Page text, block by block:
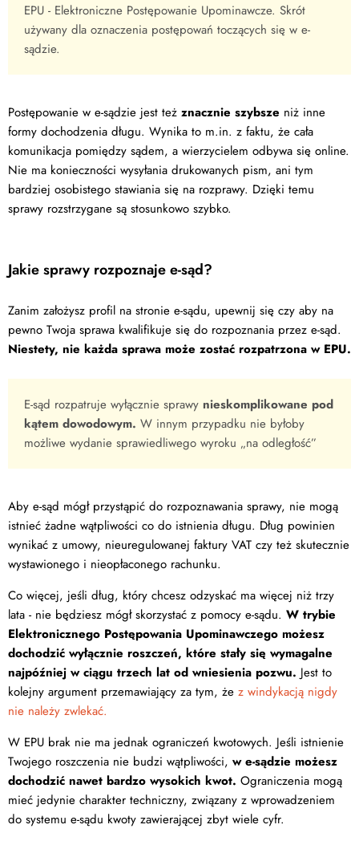
EPU - Elektroniczne Postępowanie Upominawcze. Skrót
używany dla oznaczenia postępowań toczących się w e-
sądzie.
Postępowanie w e-sądzie jest też znacznie szybsze niż inne
formy dochodzenia długu. Wynika to m.in. z faktu, że cała
komunikacja pomiędzy sądem, a wierzycielem odbywa się online.
Nie ma konieczności wysyłania drukowanych pism, ani tym
bardziej osobistego stawiania się na rozprawy. Dzięki temu
sprawy rozstrzygane są stosunkowo szybko.
Jakie sprawy rozpoznaje e-sąd?
Zanim założysz profil na stronie e-sądu, upewnij się czy aby na
pewno Twoja sprawa kwalifikuje się do rozpoznania przez e-sąd.
Niestety, nie każda sprawa może zostać rozpatrzona w EPU.
E-sąd rozpatruje wyłącznie sprawy nieskomplikowane pod
kątem dowodowym. W innym przypadku nie byłoby
możliwe wydanie sprawiedliwego wyroku „na odległość”
Aby e-sąd mógł przystąpić do rozpoznawania sprawy, nie mogą
istnieć żadne wątpliwości co do istnienia długu. Dług powinien
wynikać z umowy, nieuregulowanej faktury VAT czy też skutecznie
wystawionego i nieopłaconego rachunku.
Co więcej, jeśli dług, który chcesz odzyskać ma więcej niż trzy
lata - nie będziesz mógł skorzystać z pomocy e-sądu. W trybie
Elektronicznego Postępowania Upominawczego możesz
dochodzić wyłącznie roszczeń, które stały się wymagalne
najpóźniej w ciągu trzech lat od wniesienia pozwu. Jest to
kolejny argument przemawiający za tym, że z windykacją nigdy
nie należy zwlekać.
W EPU brak nie ma jednak ograniczeń kwotowych. Jeśli istnienie
Twojego roszczenia nie budzi wątpliwości, w e-sądzie możesz
dochodzić nawet bardzo wysokich kwot. Ograniczenia mogą
mieć jedynie charakter techniczny, związany z wprowadzeniem
do systemu e-sądu kwoty zawierającej zbyt wiele cyfr.